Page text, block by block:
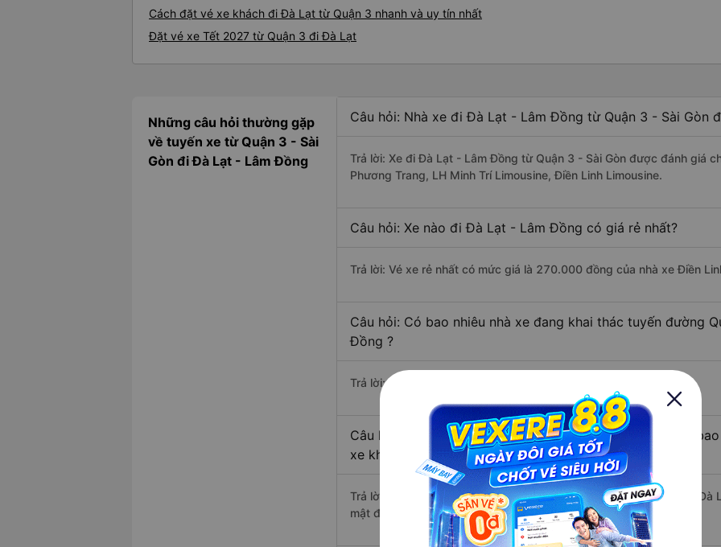
Cách đặt vé xe khách đi Đà Lạt từ Quận 3 nhanh và uy tín nhất
Đặt vé xe Tết 2027 từ Quận 3 đi Đà Lạt
Những câu hỏi thường gặp
về tuyến xe từ Quận 3 - Sài
Gòn đi Đà Lạt - Lâm Đồng
Câu hỏi: Nhà xe đi Đà Lạt - Lâm Đồng từ Quận 3 - Sài Gòn
Trả lời: Xe đi Đà Lạt - Lâm Đồng từ Quận 3 - Sài Gòn được đánh giá
Phương Trang, LH Minh Trí Limousine, Điền Linh Limousine.
Câu hỏi: Xe nào đi Đà Lạt - Lâm Đồng có giá rẻ nhất?
Trả lời: Vé xe rẻ nhất có mức giá là 270.000 đồng của nhà xe Điền
Câu hỏi: Có bao nhiêu nhà xe đang khai thác tuyến đường
Đồng ?
Trả lời: Hiện tại có 3 nhà xe khai thác tuyến đường.
Câu hỏi: Từ Quận 3 - Sài Gòn đi Đà Lạt - Lâm Đồng mất
xe khách?
Trả lời: Thời gian di chuyển bằng xe khách từ Quận 3 - Sài Gòn đi
mật độ giao thông thuận lợi.